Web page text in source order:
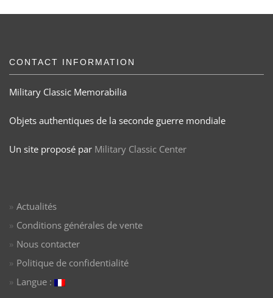
CONTACT INFORMATION
Military Classic Memorabilia
Objets authentiques de la seconde guerre mondiale
Un site proposé par Military Classic Center
Actualités
Conditions générales de vente
Nous contacter
Politique de confidentialité
Langue :